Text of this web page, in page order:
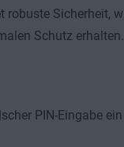
Sicherheit,
Schutz erhalten.
PIN-Eingabe